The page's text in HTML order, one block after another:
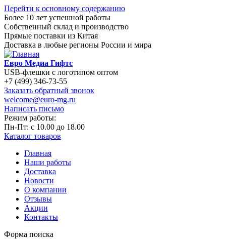
Перейти к основному содержанию
Более 10 лет успешной работы
Собственный склад и производство
Прямые поставки из Китая
Доставка в любые регионы России и мира
Евро Медиа Гифтс
USB-флешки с логотипом оптом
+7 (499) 346-73-55
Заказать обратный звонок
welcome@euro-mg.ru
Написать письмо
Режим работы:
Пн-Пт: с 10.00 до 18.00
Каталог товаров
Главная
Наши работы
Доставка
Новости
О компании
Отзывы
Акции
Контакты
Форма поиска